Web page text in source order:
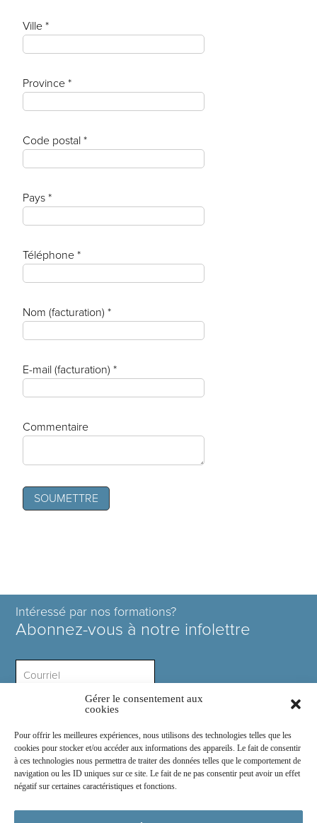
Gérer le consentement aux
cookies
Pour offrir les meilleures expériences, nous utilisons des technologies telles que les
cookies pour stocker et/ou accéder aux informations des appareils. Le fait de consentir
à ces technologies nous permettra de traiter des données telles que le comportement de
navigation ou les ID uniques sur ce site. Le fait de ne pas consentir peut avoir un effet
négatif sur certaines caractéristiques et fonctions.
Ville *
Province *
Code postal *
Pays *
Téléphone *
Nom (facturation) *
E-mail (facturation) *
Commentaire
Intéressé par nos formations?
Abonnez-vous à notre infolettre